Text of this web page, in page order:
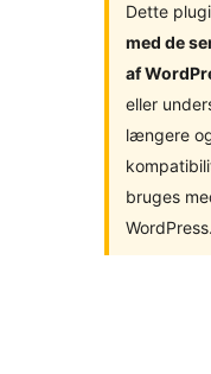
Dette
med de
af
eller
længere
bruges
WordPress.